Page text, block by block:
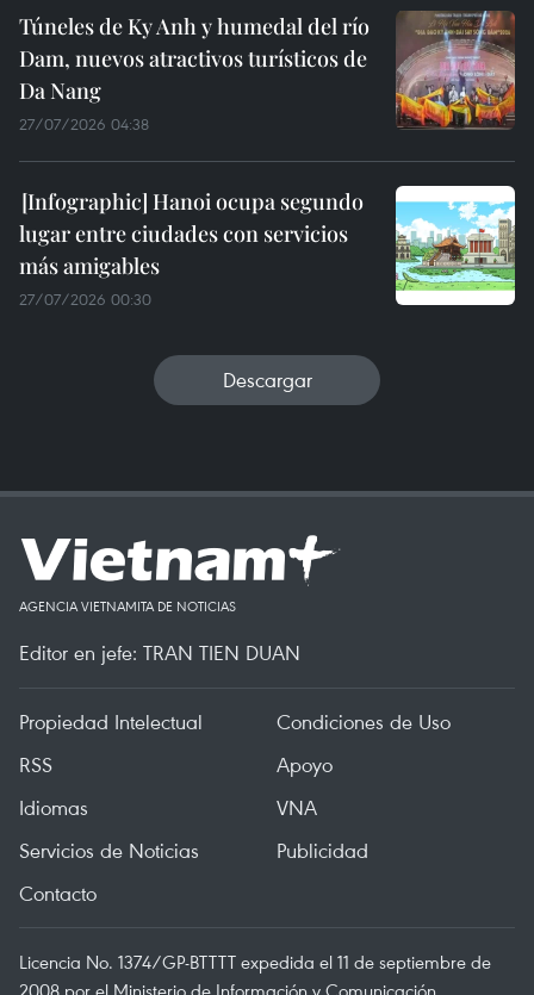
Túneles de Ky Anh y humedal del río
Dam, nuevos atractivos turísticos de
Da Nang
27/07/2026 04:38
Hanoi ocupa segundo
lugar entre ciudades con servicios
más amigables
27/07/2026 00:30
Descargar
AGENCIA VIETNAMITA DE NOTICIAS
Editor en jefe: TRAN TIEN DUAN
Propiedad Intelectual
Condiciones de Uso
RSS
Apoyo
Idiomas
VNA
Servicios de Noticias
Publicidad
Contacto
Licencia No. 1374/GP-BTTTT expedida el 11 de septiembre de